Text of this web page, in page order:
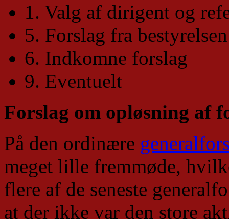
1. Valg af dirigent og
5. Forslag fra
6. Indkomne forslag
9. Eventuelt
Forslag om opløsning af
På den ordinære
meget lille fremmøde,
flere af de seneste
at der ikke var den store